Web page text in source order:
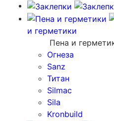
и герметики
Пена и
Огнеза
Sanz
Титан
Silmac
Sila
Kronbuild